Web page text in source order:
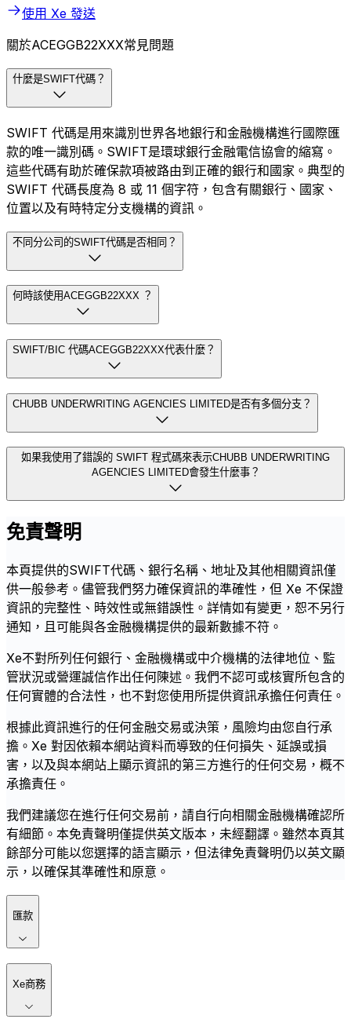
使用 Xe 發送
關於ACEGGB22XXX常見問題
什麼是SWIFT代碼？
SWIFT 代碼是用來識別世界各地銀行和金融機構進行國際匯
款的唯一識別碼。SWIFT是環球銀行金融電信協會的縮寫。
這些代碼有助於確保款項被路由到正確的銀行和國家。典型的
SWIFT 代碼長度為 8 或 11 個字符，包含有關銀行、國家、
位置以及有時特定分支機構的資訊。
不同分公司的SWIFT代碼是否相同？
何時該使用ACEGGB22XXX ？
SWIFT/BIC 代碼ACEGGB22XXX代表什麼？
CHUBB UNDERWRITING AGENCIES LIMITED是否有多個分支？
如果我使用了錯誤的 SWIFT 程式碼來表示CHUBB UNDERWRITING
AGENCIES LIMITED會發生什麼事？
免責聲明
本頁提供的SWIFT代碼、銀行名稱、地址及其他相關資訊僅
供一般參考。儘管我們努力確保資訊的準確性，但 Xe 不保證
資訊的完整性、時效性或無錯誤性。詳情如有變更，恕不另行
通知，且可能與各金融機構提供的最新數據不符。
Xe不對所列任何銀行、金融機構或中介機構的法律地位、監
管狀況或營運誠信作出任何陳述。我們不認可或核實所包含的
任何實體的合法性，也不對您使用所提供資訊承擔任何責任。
根據此資訊進行的任何金融交易或決策，風險均由您自行承
擔。Xe 對因依賴本網站資料而導致的任何損失、延誤或損
害，以及與本網站上顯示資訊的第三方進行的任何交易，概不
承擔責任。
我們建議您在進行任何交易前，請自行向相關金融機構確認所
有細節。本免責聲明僅提供英文版本，未經翻譯。雖然本頁其
餘部分可能以您選擇的語言顯示，但法律免責聲明仍以英文顯
示，以確保其準確性和原意。
匯款
Xe商務